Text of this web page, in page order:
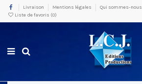
Livraison Mentions légales Qui sommes-nous
Liste de favoris (0)